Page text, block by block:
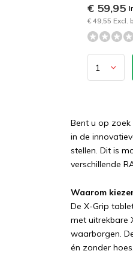
€ 59,95
€ 49,55 Excl.
Bent u op zoek
in de
stellen. Dit is
verschillende
Waarom
De X-Grip
met uitrekbare
waarborgen.
én zonder hoes.